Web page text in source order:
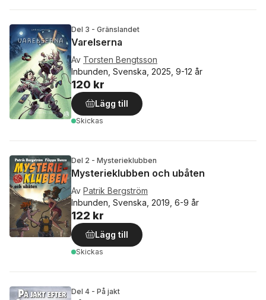
Del 3 - Gränslandet
Varelserna
Av Torsten Bengtsson
Inbunden, Svenska, 2025, 9-12 år
120 kr
Lägg till
Skickas
Del 2 - Mysterieklubben
Mysterieklubben och ubåten
Av Patrik Bergström
Inbunden, Svenska, 2019, 6-9 år
122 kr
Lägg till
Skickas
Del 4 - På jakt